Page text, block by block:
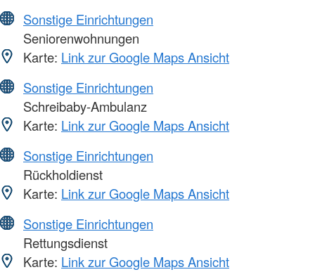
Sonstige Einrichtungen
Seniorenwohnungen
Karte: Link zur Google Maps Ansicht
Sonstige Einrichtungen
Schreibaby-Ambulanz
Karte: Link zur Google Maps Ansicht
Sonstige Einrichtungen
Rückholdienst
Karte: Link zur Google Maps Ansicht
Sonstige Einrichtungen
Rettungsdienst
Karte: Link zur Google Maps Ansicht